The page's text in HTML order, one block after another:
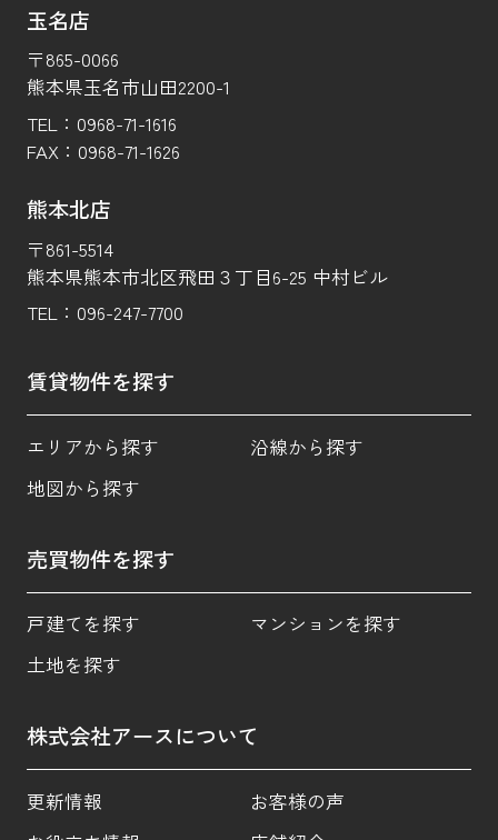
玉名店
〒865-0066
熊本県玉名市山田2200-1
TEL： 0968-71-1616
FAX： 0968-71-1626
熊本北店
〒861-5514
熊本県熊本市北区飛田３丁目6-25 中村ビル
TEL： 096-247-7700
賃貸物件を探す
エリアから探す
沿線から探す
地図から探す
売買物件を探す
戸建てを探す
マンションを探す
土地を探す
株式会社アースについて
更新情報
お客様の声